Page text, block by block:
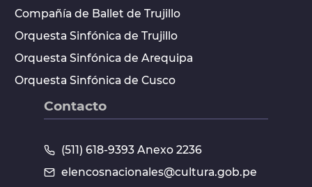
Compañía de Ballet de Trujillo
Orquesta Sinfónica de Trujillo
Orquesta Sinfónica de Arequipa
Orquesta Sinfónica de Cusco
Contacto
(511) 618-9393 Anexo 2236
elencosnacionales@cultura.gob.pe